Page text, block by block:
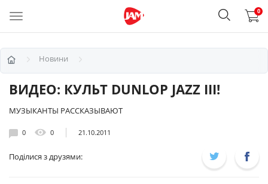
0
Новини
ВИДЕО: КУЛЬТ DUNLOP JAZZ III!
МУЗЫКАНТЫ РАССКАЗЫВАЮТ
0 0 21.10.2011
Поділися з друзями: